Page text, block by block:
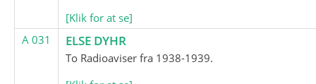
[Klik for at se]
A 031
ELSE DYHR
To Radioaviser fra 1938-1939.